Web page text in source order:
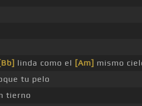
[Bb] linda como el [Am] mismo
tu pelo
tierno